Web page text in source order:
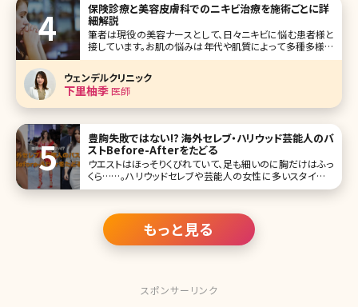
保険診療と美容皮膚科でのニキビ治療を施術ごとに詳
細解説
筆者は現役の美容ナースとして、日々ニキビに悩む患者様と
接しています。お肌の悩みは年代や肌質によって多種多様に
存在しており、そのお肌悩みで精神的に辛くなったり落ち込
んだりする方も少なくありません。 その中でも、「ニキビ（尋常
性ざ瘡）」は思春期の方から30〜50代まで日本人の90%以
上が経験し、男
ウェンデルクリニック
下里柚季医師
豊胸失敗ではない!? 海外セレブ・ハリウッド芸能人のバ
ストBefore-Afterをたどる
ウエストはほっそりくびれていて、足も細いのに胸だけはふっ
くら……。ハリウッドセレブや芸能人の女性に多いスタイルで
すが、実はその多くが豊胸手術で美しいバストをキープしてい
るのはセレブも一般人
もっと見る
スポンサーリンク